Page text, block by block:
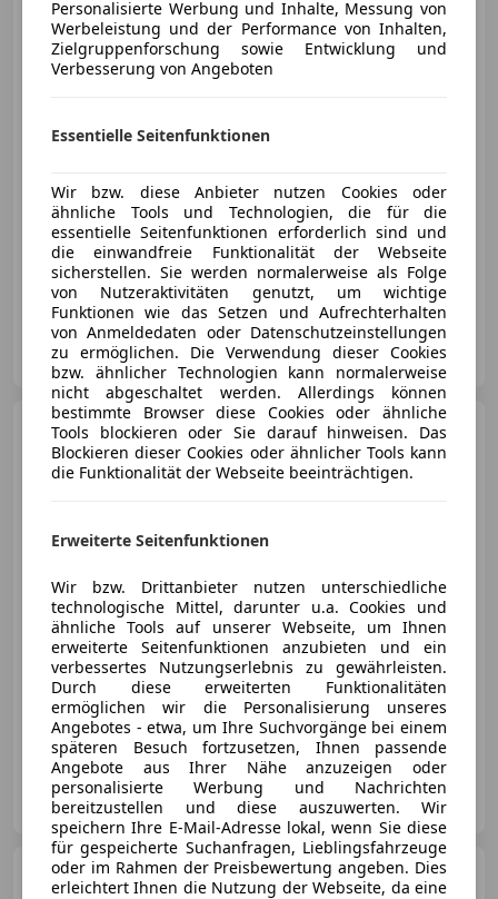
Autom LED NAVI BLACKLINE
VIRTUAL
08/2023 29 466 km Diesel
96 kW (131 PS)
Prügger Gebrauchtwagen GmbH
AT-8071 Hausmannstätten bei Graz
Opel Corsae
10/2022 24 220 km Elektro
100 kW (136 PS)
RT-Automobile GmbH
AT-4664 Oberweis
Opel Insignia Grand Sport
AUT
Personalisierte Werbung und Inhalte, Messung von
Werbeleistung und der Performance von Inhalten,
Zielgruppenforschung sowie Entwicklung und
Verbesserung von Angeboten
Essentielle Seitenfunktionen
Wir bzw. diese Anbieter nutzen Cookies oder
ähnliche Tools und Technologien, die für die
essentielle Seitenfunktionen erforderlich sind und
die einwandfreie Funktionalität der Webseite
sicherstellen. Sie werden normalerweise als Folge
von Nutzeraktivitäten genutzt, um wichtige
Funktionen wie das Setzen und Aufrechterhalten
von Anmeldedaten oder Datenschutzeinstellungen
zu ermöglichen. Die Verwendung dieser Cookies
bzw. ähnlicher Technologien kann normalerweise
nicht abgeschaltet werden. Allerdings können
bestimmte Browser diese Cookies oder ähnliche
Tools blockieren oder Sie darauf hinweisen. Das
Blockieren dieser Cookies oder ähnlicher Tools kann
die Funktionalität der Webseite beeinträchtigen.
Erweiterte Seitenfunktionen
Wir bzw. Drittanbieter nutzen unterschiedliche
technologische Mittel, darunter u.a. Cookies und
ähnliche Tools auf unserer Webseite, um Ihnen
erweiterte Seitenfunktionen anzubieten und ein
verbessertes Nutzungserlebnis zu gewährleisten.
Durch diese erweiterten Funktionalitäten
ermöglichen wir die Personalisierung unseres
Angebotes - etwa, um Ihre Suchvorgänge bei einem
späteren Besuch fortzusetzen, Ihnen passende
Angebote aus Ihrer Nähe anzuzeigen oder
personalisierte Werbung und Nachrichten
bereitzustellen und diese auszuwerten. Wir
speichern Ihre E-Mail-Adresse lokal, wenn Sie diese
für gespeicherte Suchanfragen, Lieblingsfahrzeuge
oder im Rahmen der Preisbewertung angeben. Dies
erleichtert Ihnen die Nutzung der Webseite, da eine